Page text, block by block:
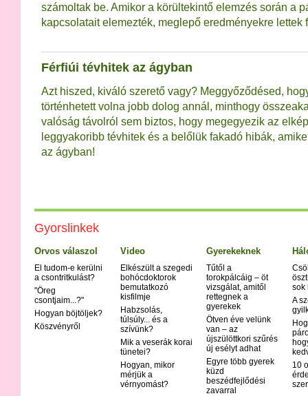
számoltak be. Amikor a körültekintő elemzés során a
kapcsolatait elemezték, meglepő eredményekre lettek
Férfiúi tévhitek az ágyban
Azt hiszed, kiváló szerető vagy? Meggyőződésed,
történhetett volna jobb dolog annál, minthogy
valóság távolról sem biztos, hogy megegyezik az
leggyakoribb tévhitek és a belőlük fakadó hibák,
az ágyban!
Gyorslinkek
Orvos válaszol
El tudom-e kerülni
a csontritkulást?
"Öreg
csontjaim...?"
Hogyan böjtöljek?
Köszvényről
Video
Elkészült a szegedi
bohócdoktorok
bemutatkozó
kisfilmje
Habzsolás,
túlsúly... és a
szívünk?
Mik a veserák korai
tünetei?
Hogyan, mikor
mérjük a
vérnyomást?
Gyerekeknek
Tűtől a
torokpálcáig – öt
vizsgálat, amitől
rettegnek a
gyerekek
Ötven éve velünk
van – az
újszülöttkori szűrés
új esélyt adhat
Egyre több gyerek
küzd
beszédfejlődési
zavarral
sok
A
10